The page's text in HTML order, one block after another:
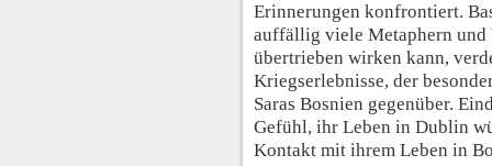
Erinnerungen konfrontiert.
auffällig viele Metaphern und
übertrieben wirken kann,
Kriegserlebnisse, der
Saras Bosnien gegenüber.
Gefühl, ihr Leben in Dublin
Kontakt mit ihrem Leben in